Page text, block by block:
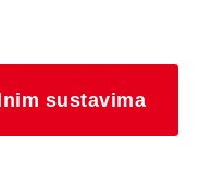
sustavima